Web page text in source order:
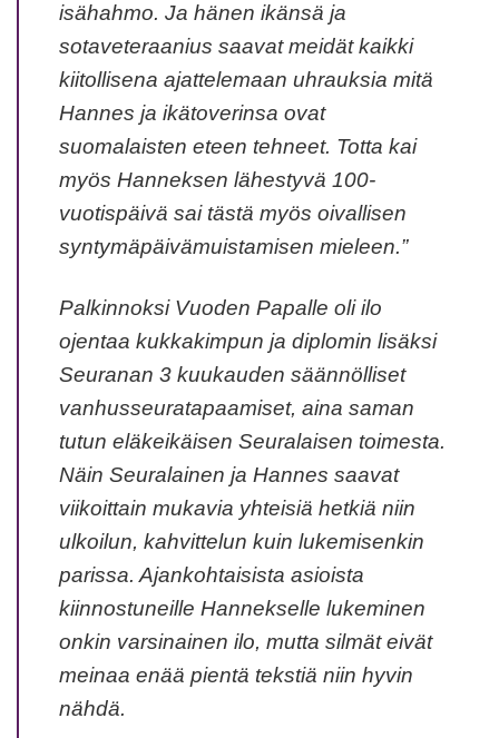
isähahmo. Ja hänen ikänsä ja
sotaveteraanius saavat meidät kaikki
kiitollisena ajattelemaan uhrauksia mitä
Hannes ja ikätoverinsa ovat
suomalaisten eteen tehneet. Totta kai
myös Hanneksen lähestyvä 100-
vuotispäivä sai tästä myös oivallisen
syntymäpäivämuistamisen mieleen.”
Palkinnoksi Vuoden Papalle oli ilo
ojentaa kukkakimpun ja diplomin lisäksi
Seuranan 3 kuukauden säännölliset
vanhusseuratapaamiset, aina saman
tutun eläkeikäisen Seuralaisen toimesta.
Näin Seuralainen ja Hannes saavat
viikoittain mukavia yhteisiä hetkiä niin
ulkoilun, kahvittelun kuin lukemisenkin
parissa. Ajankohtaisista asioista
kiinnostuneille Hannekselle lukeminen
onkin varsinainen ilo, mutta silmät eivät
meinaa enää pientä tekstiä niin hyvin
nähdä.